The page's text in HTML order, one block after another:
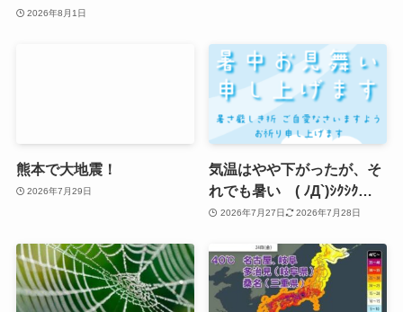
2026年8月1日
熊本で大地震！
2026年7月29日
気温はやや下がったが、そ
れでも暑い ( ﾉД`)ｼｸｼｸ…
2026年7月27日 2026年7月28日